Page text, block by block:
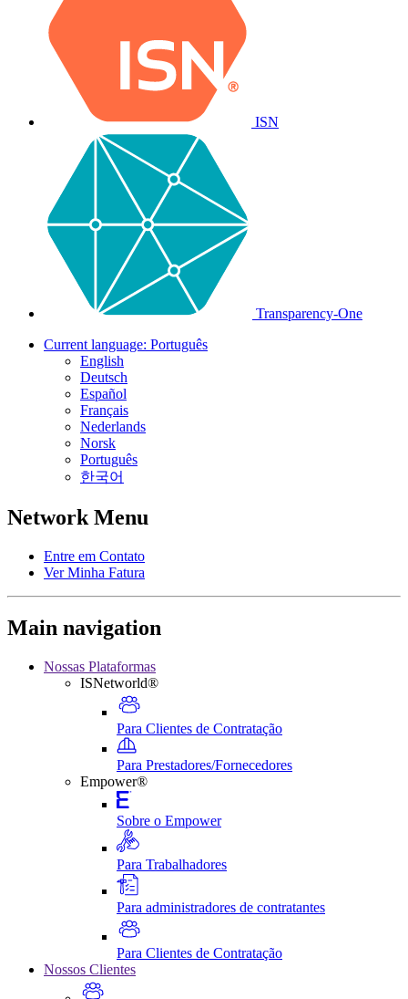
ISN
Transparency-One
Current language: Português
English
Deutsch
Español
Français
Nederlands
Norsk
Português
한국어
Network Menu
Entre em Contato
Ver Minha Fatura
Main navigation
Nossas Plataformas
ISNetworld®
Para Clientes de Contratação
Para Prestadores/Fornecedores
Empower®
Sobre o Empower
Para Trabalhadores
Para administradores de contratantes
Para Clientes de Contratação
Nossos Clientes